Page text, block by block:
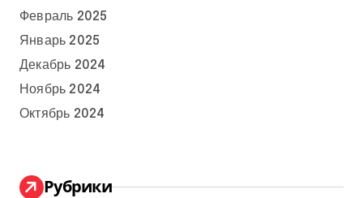
Февраль 2025
Январь 2025
Декабрь 2024
Ноябрь 2024
Октябрь 2024
Рубрики